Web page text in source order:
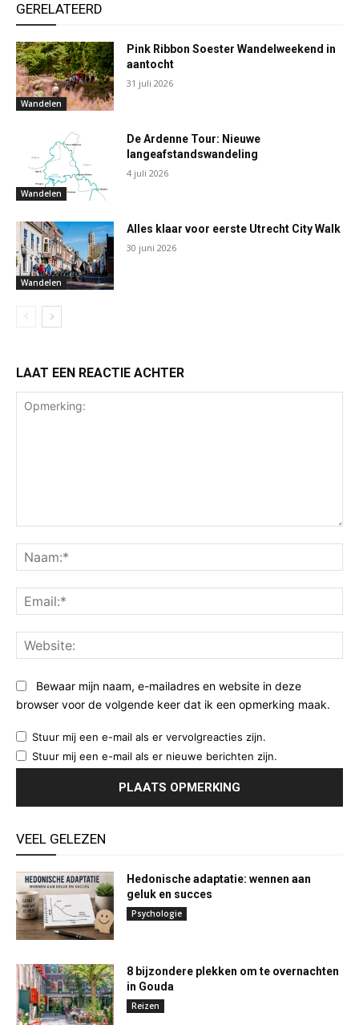
GERELATEERD
Wandelen
Pink Ribbon Soester Wandelweekend in
aantocht
31 juli 2026
Wandelen
De Ardenne Tour: Nieuwe
langeafstandswandeling
4 juli 2026
Wandelen
Alles klaar voor eerste Utrecht City Walk
30 juni 2026
LAAT EEN REACTIE ACHTER
Bewaar mijn naam, e-mailadres en website in deze
browser voor de volgende keer dat ik een opmerking maak.
Stuur mij een e-mail als er vervolgreacties zijn.
Stuur mij een e-mail als er nieuwe berichten zijn.
VEEL GELEZEN
Hedonische adaptatie: wennen aan
geluk en succes
Psychologie
8 bijzondere plekken om te overnachten
in Gouda
Reizen